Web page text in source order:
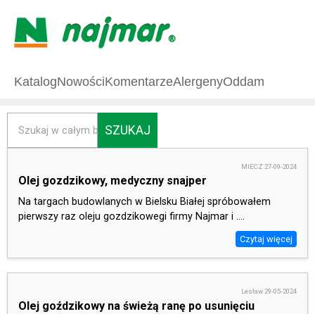
KatalogNowościKomentarzeAlergenyOddam
SZUKAJ
MIECZ 27-09-2024
Olej gozdzikowy, medyczny snajper
Na targach budowlanych w Bielsku Białej spróbowałem
pierwszy raz oleju gozdzikowegi firmy Najmar i ....
Czytaj więcej
Lesław 29-05-2024
Olej goździkowy na świeżą ranę po usunięciu